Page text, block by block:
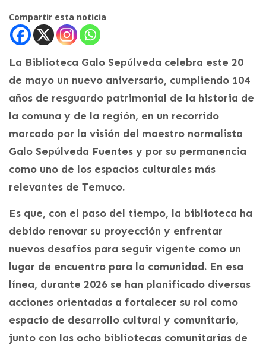
Compartir esta noticia
La Biblioteca Galo Sepúlveda celebra este 20
de mayo un nuevo aniversario, cumpliendo 104
años de resguardo patrimonial de la historia de
la comuna y de la región, en un recorrido
marcado por la visión del maestro normalista
Galo Sepúlveda Fuentes y por su permanencia
como uno de los espacios culturales más
relevantes de Temuco.
Es que, con el paso del tiempo, la biblioteca ha
debido renovar su proyección y enfrentar
nuevos desafíos para seguir vigente como un
lugar de encuentro para la comunidad. En esa
línea, durante 2026 se han planificado diversas
acciones orientadas a fortalecer su rol como
espacio de desarrollo cultural y comunitario,
junto con las ocho bibliotecas comunitarias de